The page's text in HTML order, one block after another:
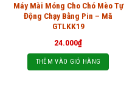
Máy Mài Móng Cho Chó Mèo Tự
Động Chạy Bằng Pin – Mã
GTLKK19
24.000₫
THÊM VÀO GIỎ HÀNG